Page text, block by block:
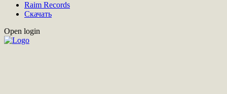
Raim Records
Скачать
Open login